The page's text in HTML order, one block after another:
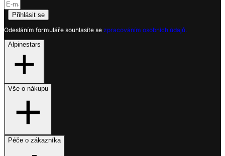
Přihlásit se
Odesláním formuláře souhlasíte se zpracováním osobních údajů.
Alpinestars
Vše o nákupu
Péče o zákazníka